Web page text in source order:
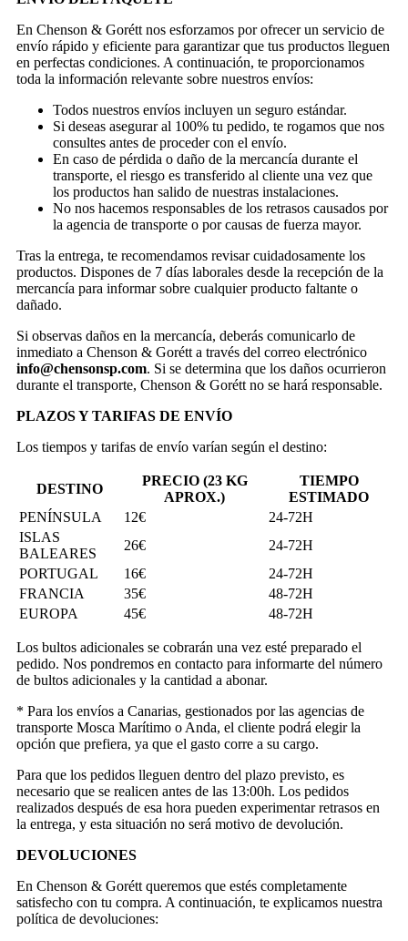
En Chenson & Gorétt nos esforzamos por ofrecer un servicio de
envío rápido y eficiente para garantizar que tus productos lleguen
en perfectas condiciones. A continuación, te proporcionamos
toda la información relevante sobre nuestros envíos:
Todos nuestros envíos incluyen un seguro estándar.
Si deseas asegurar al 100% tu pedido, te rogamos que nos
consultes antes de proceder con el envío.
En caso de pérdida o daño de la mercancía durante el
transporte, el riesgo es transferido al cliente una vez que
los productos han salido de nuestras instalaciones.
No nos hacemos responsables de los retrasos causados por
la agencia de transporte o por causas de fuerza mayor.
Tras la entrega, te recomendamos revisar cuidadosamente los
productos. Dispones de 7 días laborales desde la recepción de la
mercancía para informar sobre cualquier producto faltante o
dañado.
Si observas daños en la mercancía, deberás comunicarlo de
inmediato a Chenson & Gorétt a través del correo electrónico
info@chensonsp.com. Si se determina que los daños ocurrieron
durante el transporte, Chenson & Gorétt no se hará responsable.
PLAZOS Y TARIFAS DE ENVÍO
Los tiempos y tarifas de envío varían según el destino:
DESTINO
PRECIO (23 KG
APROX.)
TIEMPO
ESTIMADO
PENÍNSULA
12€
24-72H
ISLAS
BALEARES
26€
24-72H
PORTUGAL
16€
24-72H
FRANCIA
35€
48-72H
EUROPA
45€ 48-72H
Los bultos adicionales se cobrarán una vez esté preparado el
pedido. Nos pondremos en contacto para informarte del número
de bultos adicionales y la cantidad a abonar.
* Para los envíos a Canarias, gestionados por las agencias de
transporte Mosca Marítimo o Anda, el cliente podrá elegir la
opción que prefiera, ya que el gasto corre a su cargo.
Para que los pedidos lleguen dentro del plazo previsto, es
necesario que se realicen antes de las 13:00h. Los pedidos
realizados después de esa hora pueden experimentar retrasos en
la entrega, y esta situación no será motivo de devolución.
DEVOLUCIONES
En Chenson & Gorétt queremos que estés completamente
satisfecho con tu compra. A continuación, te explicamos nuestra
política de devoluciones: